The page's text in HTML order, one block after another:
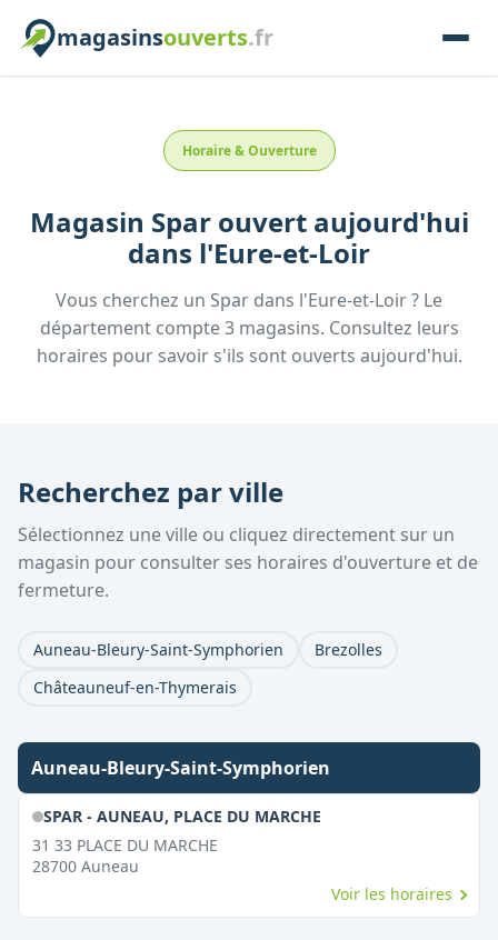
magasinsouverts.fr
Horaire & Ouverture
Magasin Sparouvert aujourd'hui
dans l'Eure-et-Loir
Vous cherchez un Spar dans l'Eure-et-Loir? Le
département compte3magasins. Consultez leurs
horaires pour savoir s'ils sont ouverts aujourd'hui.
Recherchez par ville
Sélectionnez une ville ou cliquez directement sur un
magasin pour consulter ses horaires d'ouverture et de
fermeture.
Auneau-Bleury-Saint-Symphorien
Brezolles
Châteauneuf-en-Thymerais
Auneau-Bleury-Saint-Symphorien
SPAR - AUNEAU, PLACE DU MARCHE
31 33 PLACE DU MARCHE
28700 Auneau
Voir les horaires